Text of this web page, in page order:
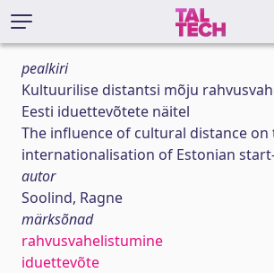
pealkiri
Kultuurilise distantsi mõju
Eesti iduettevõtete näitel
The influence of cultural distance on
internationalisation of Estonian
autor
Soolind, Ragne
märksõnad
rahvusvahelistumine
iduettevõte